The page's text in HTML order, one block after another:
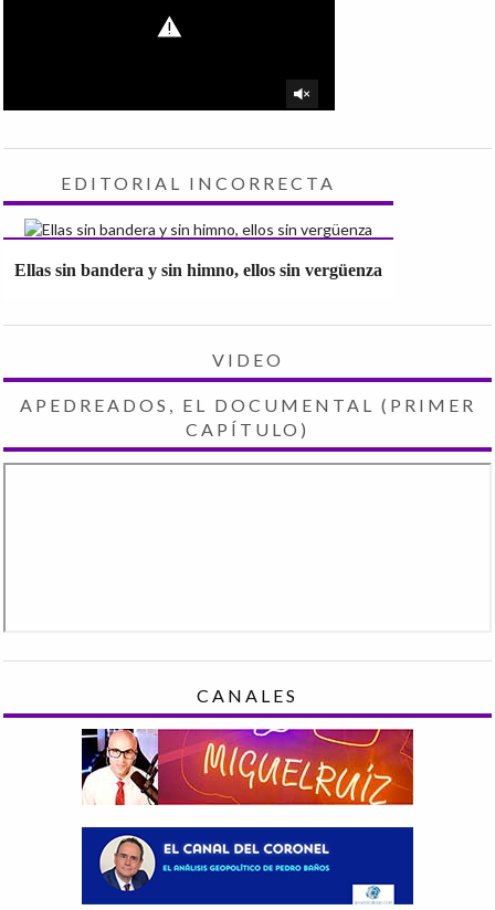
EDITORIAL INCORRECTA
Ellas sin bandera y sin himno, ellos sin vergüenza
VIDEO
APEDREADOS, EL DOCUMENTAL (PRIMER
CAPÍTULO)
CANALES